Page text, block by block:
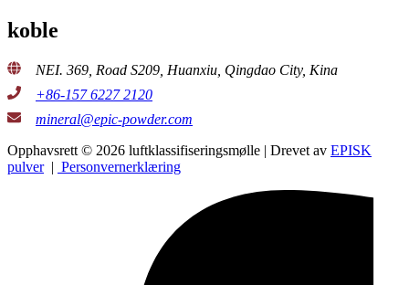
koble
NEI. 369, Road S209, Huanxiu, Qingdao City, Kina
+86-157 6227 2120
mineral@epic-powder.com
Opphavsrett © 2026 luftklassifiseringsmølle | Drevet av EPISK
pulver| Personvernerklæring